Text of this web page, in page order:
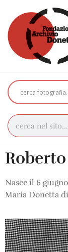
Nasce il 6
Maria Donetta